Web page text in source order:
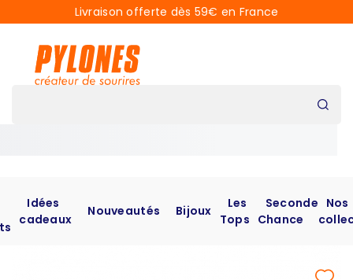
Livraison offerte dès 59€ en France
Idées
cadeaux
Nouveautés Bijoux
Les
Tops
Seconde
Chance
Nos